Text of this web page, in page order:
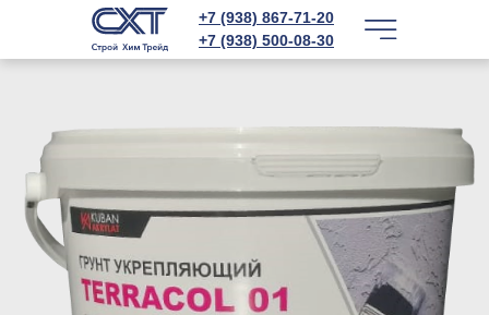
+7 (938) 867-71-20
+7 (938) 500-08-30